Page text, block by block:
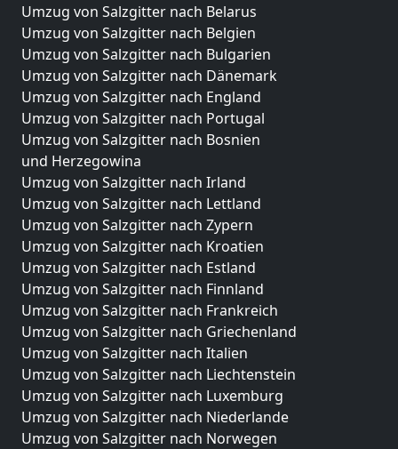
Umzug von Salzgitter nach Belarus
Umzug von Salzgitter nach Belgien
Umzug von Salzgitter nach Bulgarien
Umzug von Salzgitter nach Dänemark
Umzug von Salzgitter nach England
Umzug von Salzgitter nach Portugal
Umzug von Salzgitter nach Bosnien
und Herzegowina
Umzug von Salzgitter nach Irland
Umzug von Salzgitter nach Lettland
Umzug von Salzgitter nach Zypern
Umzug von Salzgitter nach Kroatien
Umzug von Salzgitter nach Estland
Umzug von Salzgitter nach Finnland
Umzug von Salzgitter nach Frankreich
Umzug von Salzgitter nach Griechenland
Umzug von Salzgitter nach Italien
Umzug von Salzgitter nach Liechtenstein
Umzug von Salzgitter nach Luxemburg
Umzug von Salzgitter nach Niederlande
Umzug von Salzgitter nach Norwegen